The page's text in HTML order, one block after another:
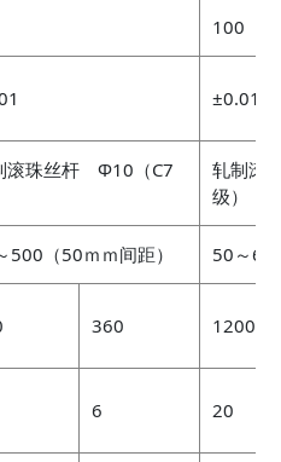
100
±0.01
滚珠丝杆 Ф10（C7
轧制滚
级）
500（50ｍｍ间距） 50～
360 1200
6 20